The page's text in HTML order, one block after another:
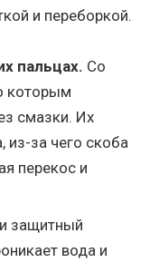
и переборкой.
пальцах. Со
которым
смазки. Их
из-за чего скоба
перекос и
защитный
вода и